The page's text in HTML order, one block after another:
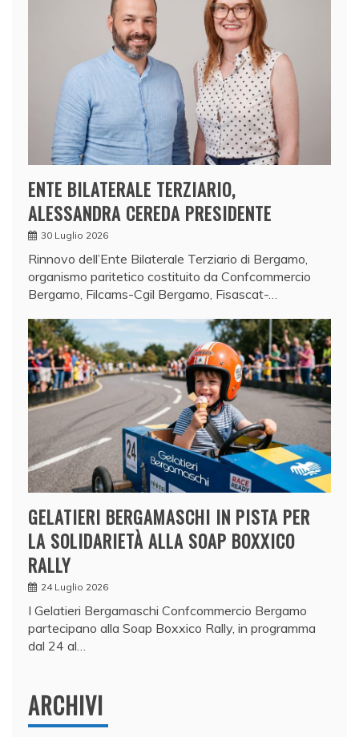
ENTE BILATERALE TERZIARIO,
ALESSANDRA CEREDA PRESIDENTE
30 Luglio 2026
Rinnovo dell’Ente Bilaterale Terziario di Bergamo,
organismo paritetico costituito da Confcommercio
Bergamo, Filcams-Cgil Bergamo, Fisascat-…
GELATIERI BERGAMASCHI IN PISTA PER
LA SOLIDARIETÀ ALLA SOAP BOXXICO
RALLY
24 Luglio 2026
I Gelatieri Bergamaschi Confcommercio Bergamo
partecipano alla Soap Boxxico Rally, in programma
dal 24 al…
ARCHIVI